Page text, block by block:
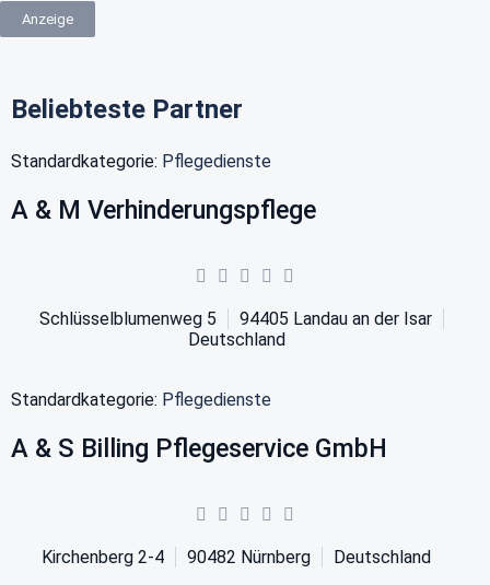
Anzeige
Beliebteste Partner
Standardkategorie: Pflegedienste
A & M Verhinderungspflege
Schlüsselblumenweg 5 94405 Landau an der Isar
Deutschland
Standardkategorie: Pflegedienste
A & S Billing Pflegeservice GmbH
Kirchenberg 2-4 90482 Nürnberg Deutschland